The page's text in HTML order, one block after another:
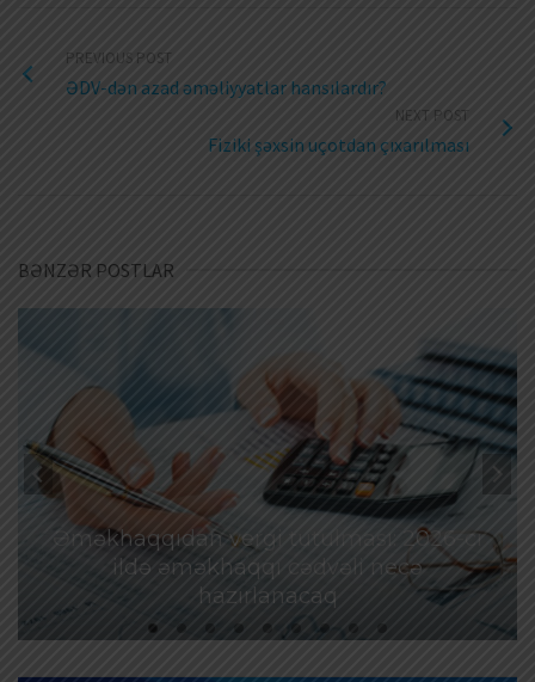
PREVIOUS POST
ƏDV-dən azad əməliyyatlar hansılardır?
NEXT POST
Fiziki şəxsin uçotdan çıxarılması
BƏNZƏR POSTLAR
Əməkhaqqıdan vergi tutulması: 2026-cı
ildə əməkhaqqı cədvəli necə
hazırlanacaq